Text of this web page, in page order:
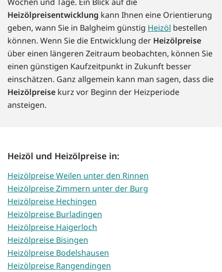
Heizölpreisentwicklung kann Ihnen eine Orientierung
geben, wann Sie in Balgheim günstig Heizöl bestellen
können. Wenn Sie die Entwicklung der Heizölpreise
über einen längeren Zeitraum beobachten, können Sie
einen günstigen Kaufzeitpunkt in Zukunft besser
einschätzen. Ganz allgemein kann man sagen, dass die
Heizölpreise kurz vor Beginn der Heizperiode
ansteigen.
Heizöl und Heizölpreise in:
Heizölpreise Weilen unter den Rinnen
Heizölpreise Zimmern unter der Burg
Heizölpreise Hechingen
Heizölpreise Burladingen
Heizölpreise Haigerloch
Heizölpreise Bisingen
Heizölpreise Bodelshausen
Heizölpreise Rangendingen